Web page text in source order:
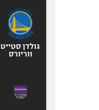
גולדן סטייט
ווריורס